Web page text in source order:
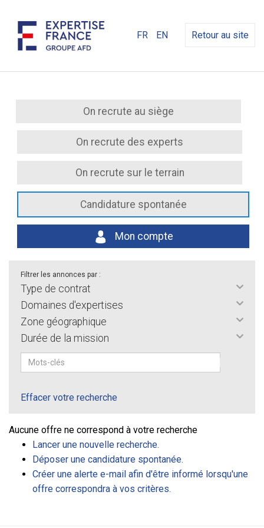
FR EN Retour au site
On recrute au siège
On recrute des experts
On recrute sur le terrain
Candidature spontanée
Mon compte
Filtrer les annonces par :
Type de contrat
Domaines d'expertises
Zone géographique
Durée de la mission
Effacer votre recherche
Aucune offre ne correspond à votre recherche
Lancer une nouvelle recherche.
Déposer une candidature spontanée.
Créer une alerte e-mail afin d'être informé lorsqu'une
offre correspondra à vos critères.